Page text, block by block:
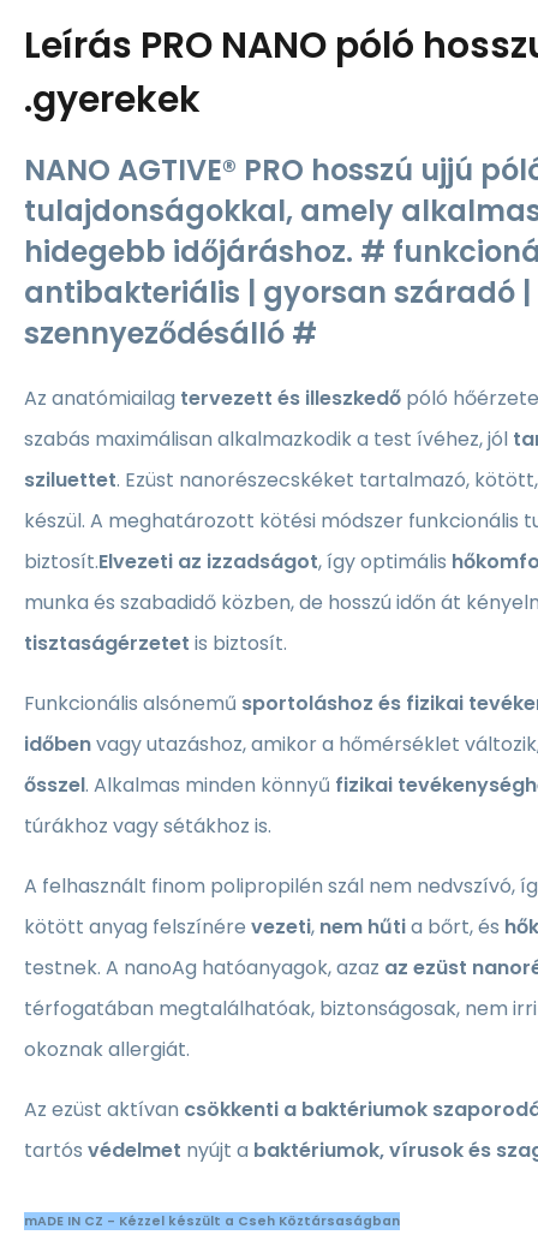
Leírás PRO NANO póló
.gyerekek
NANO AGTIVE® PRO hosszú ujjú
tulajdonságokkal, amely
hidegebb időjáráshoz. #
antibakteriális | gyorsan száradó
szennyeződésálló #
Az anatómiailag tervezett és illeszkedő póló
szabás maximálisan alkalmazkodik a test ívéhez, jól
sziluettet. Ezüst nanorészecskéket tartalmazó,
készül. A meghatározott kötési módszer funkcionális
biztosít.Elvezeti az izzadságot, így optimális
munka és szabadidő közben, de hosszú időn át
tisztaságérzetet is biztosít.
Funkcionális alsónemű sportoláshoz és fizikai
időbenvagy utazáshoz, amikor a hőmérséklet
ősszel. Alkalmas minden könnyű fizikai
túrákhoz vagy sétákhoz is.
A felhasznált finom polipropilén szál nem nedvszívó,
kötött anyag felszínére vezeti, nem hűtia bőrt, és
testnek. A nanoAg hatóanyagok, azaz az ezüst
térfogatában megtalálhatóak, biztonságosak, nem
okoznak allergiát.
Az ezüst aktívan csökkenti a baktériumok
tartós védelmet nyújt a baktériumok, vírusok és
mADE IN CZ - Kézzel készült a Cseh Köztársaságban